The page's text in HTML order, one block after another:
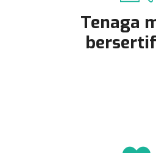
Tenaga